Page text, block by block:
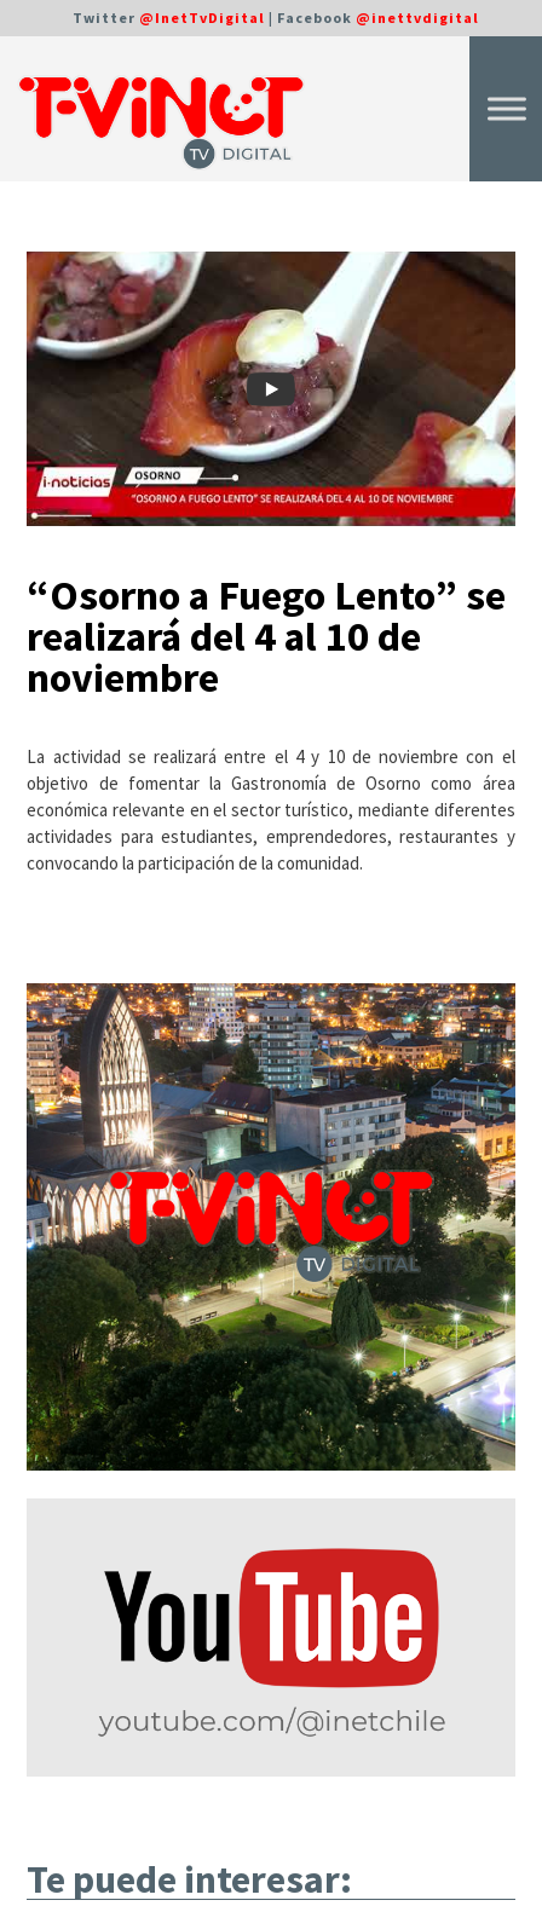
Twitter @InetTvDigital | Facebook @inettvdigital
“Osorno a Fuego Lento” se
realizará del 4 al 10 de
noviembre
La actividad se realizará entre el 4 y 10 de noviembre con el
objetivo de fomentar la Gastronomía de Osorno como área
económica relevante en el sector turístico, mediante diferentes
actividades para estudiantes, emprendedores, restaurantes y
convocando la participación de la comunidad.
Te puede interesar: